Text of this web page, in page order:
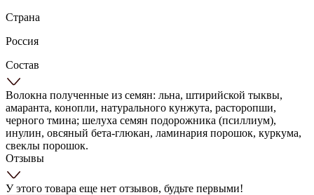
Страна
Россия
Состав
Волокна полученные из семян: льна, штирийской тыквы,
амаранта, конопли, натурального кунжута, расторопши,
черного тмина; шелуха семян подорожника (псиллиум),
инулин, овсяный бета-глюкан, ламинария порошок, куркума,
свеклы порошок.
Отзывы
У этого товара еще нет отзывов, будьте первыми!